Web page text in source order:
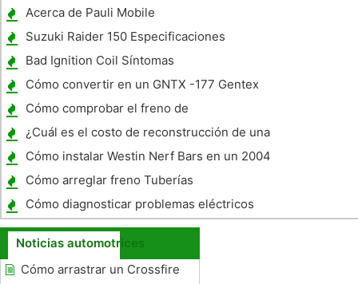
Acerca de Pauli Mobile
Suzuki Raider 150 Especificaciones
Bad Ignition Coil Síntomas
Cómo convertir en un GNTX -177 Gentex
Espejo
Cómo comprobar el freno de
estacionamiento
¿Cuál es el costo de reconstrucción de una
transmisión?
Cómo instalar Westin Nerf Bars en un 2004
Ford F-150 SuperCab
Cómo arreglar freno Tuberías
Cómo diagnosticar problemas eléctricos
Auto
Noticias automotrices
Cómo arrastrar un Crossfire